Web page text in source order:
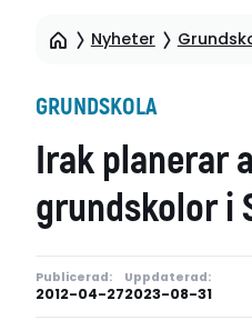
Nyheter
GRUNDSKOLA
Irak planerar
grundskolor i
Publicerad:
2012-04-27
Uppdaterad:
2023-08-31